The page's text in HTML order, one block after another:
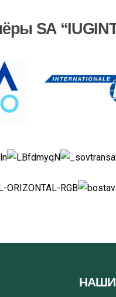
SA
НАШИ